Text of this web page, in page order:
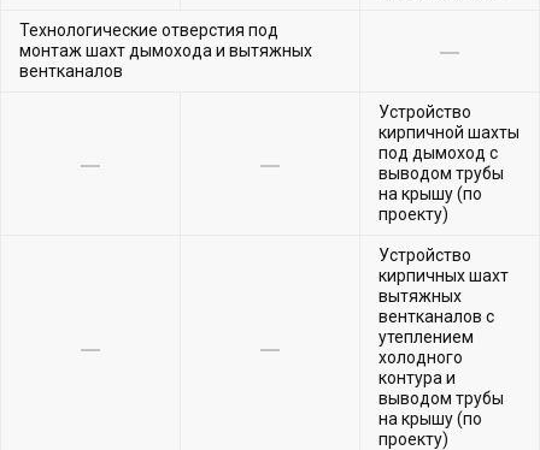
Технологические отверстия под
монтаж шахт дымохода и вытяжных
вентканалов
Устройство
кирпичной шахты
под дымоход с
выводом трубы
на крышу (по
проекту)
Устройство
кирпичных шахт
вытяжных
вентканалов с
утеплением
холодного
контура и
выводом трубы
на крышу (по
проекту)